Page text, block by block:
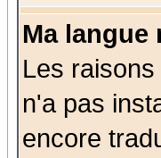
Ma langue
Les
n'a pas
encore